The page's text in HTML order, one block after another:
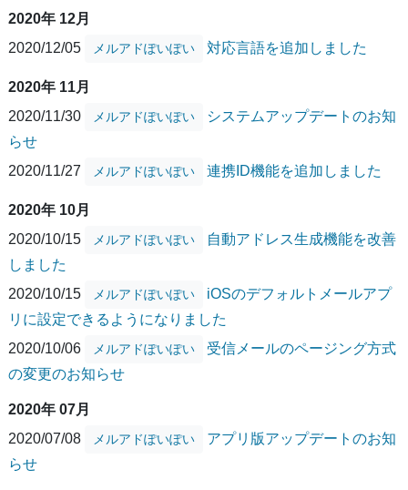
2020年 12月
2020/12/05
メルアドぽいぽい 対応言語を追加しました
2020年 11月
2020/11/30
メルアドぽいぽい
システムアップデートのお知
らせ
2020/11/27
メルアドぽいぽい 連携ID機能を追加しました
2020年 10月
2020/10/15
メルアドぽいぽい
自動アドレス生成機能を改善
しました
2020/10/15
メルアドぽいぽい
iOSのデフォルトメールアプ
リに設定できるようになりました
2020/10/06
メルアドぽいぽい
受信メールのページング方式
の変更のお知らせ
2020年 07月
2020/07/08
メルアドぽいぽい
アプリ版アップデートのお知
らせ